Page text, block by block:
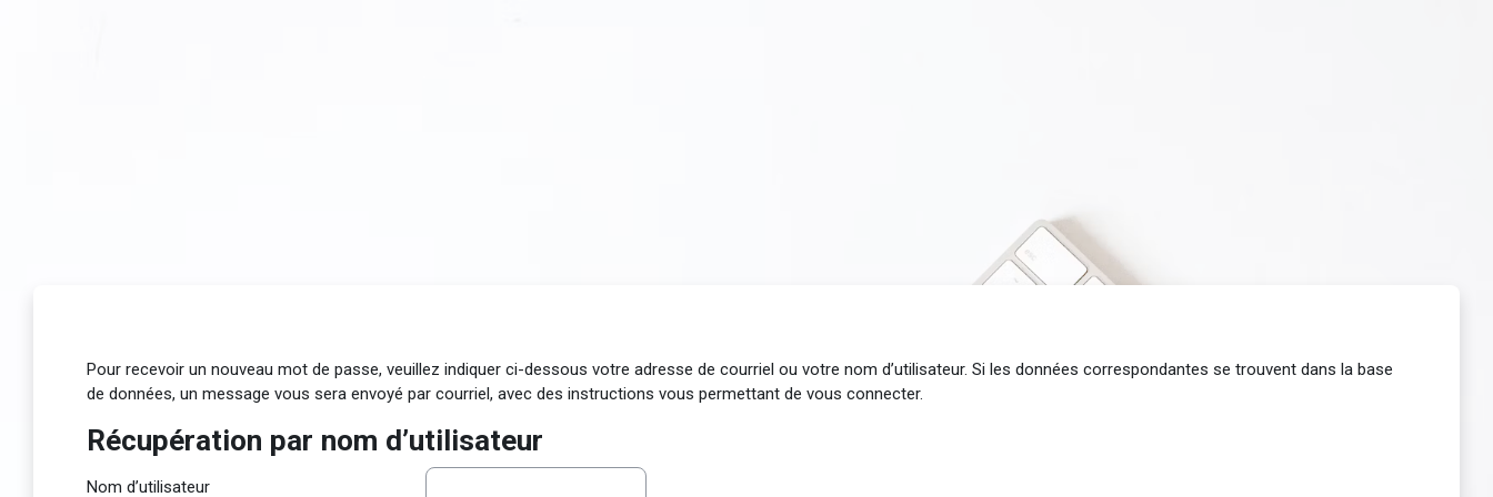
Pour recevoir un nouveau mot de passe, veuillez indiquer ci-dessous votre adresse de courriel ou votre nom d’utilisateur. Si les données correspondantes se trouvent dans la base
de données, un message vous sera envoyé par courriel, avec des instructions vous permettant de vous connecter.
Récupération par nom d’utilisateur
Récupération par nom d’utilisateur
Nom d’utilisateur